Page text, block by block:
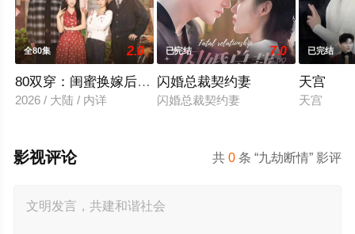
全80集 2.0
80双穿：闺蜜换嫁后赢麻了
2026 / 大陆 / 内详
已完结 7.0
闪婚总裁契约妻
闪婚总裁契约妻
已完结
天宫
天宫
共0 条 “九劫断情” 影评
影视评论